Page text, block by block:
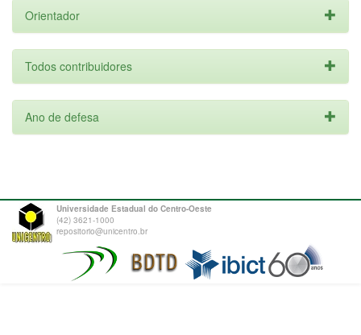
Orientador
Todos contribuidores
Ano de defesa
Universidade Estadual do Centro-Oeste
(42) 3621-1000
repositorio@unicentro.br